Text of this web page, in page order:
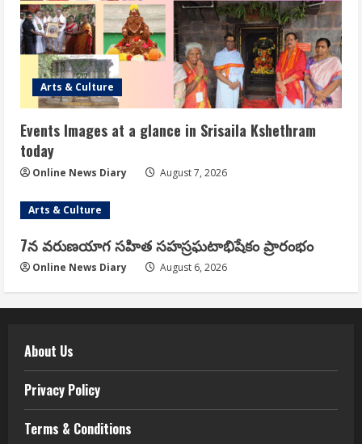
Arts & Culture
Events Images at a glance in Srisaila Kshethram
today
Online News Diary August 7, 2026
Arts & Culture
7న వరుణయాగ సహిత సహస్రఘటాభిషేకం ప్రారంభం
Online News Diary August 6, 2026
About Us
Privacy Policy
Terms & Conditions